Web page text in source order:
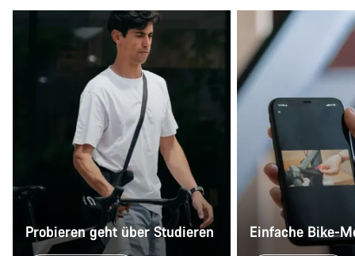
Probieren geht über Studieren Einfache Bike-